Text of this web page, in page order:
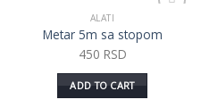
u listu
ALATI
Metar 5m sa stopom
450 RSD
ADD TO CART